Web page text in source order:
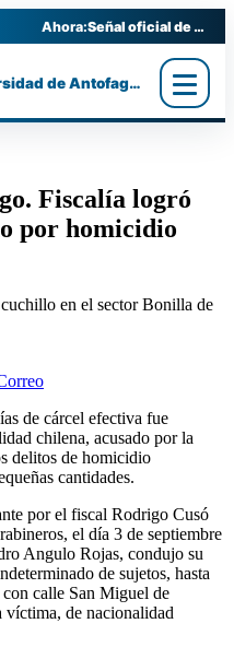
Ahora: Señal oficial de Radio UA
Radio Universidad de Antofagasta
Fiscalía logró
por homicidio
en el sector Bonilla de
de cárcel efectiva fue
chilena, acusado por la
delitos de homicidio
cantidades.
por el fiscal Rodrigo Cusó
el día 3 de septiembre
Angulo Rojas, condujo su
de sujetos, hasta
calle San Miguel de
víctima, de nacionalidad